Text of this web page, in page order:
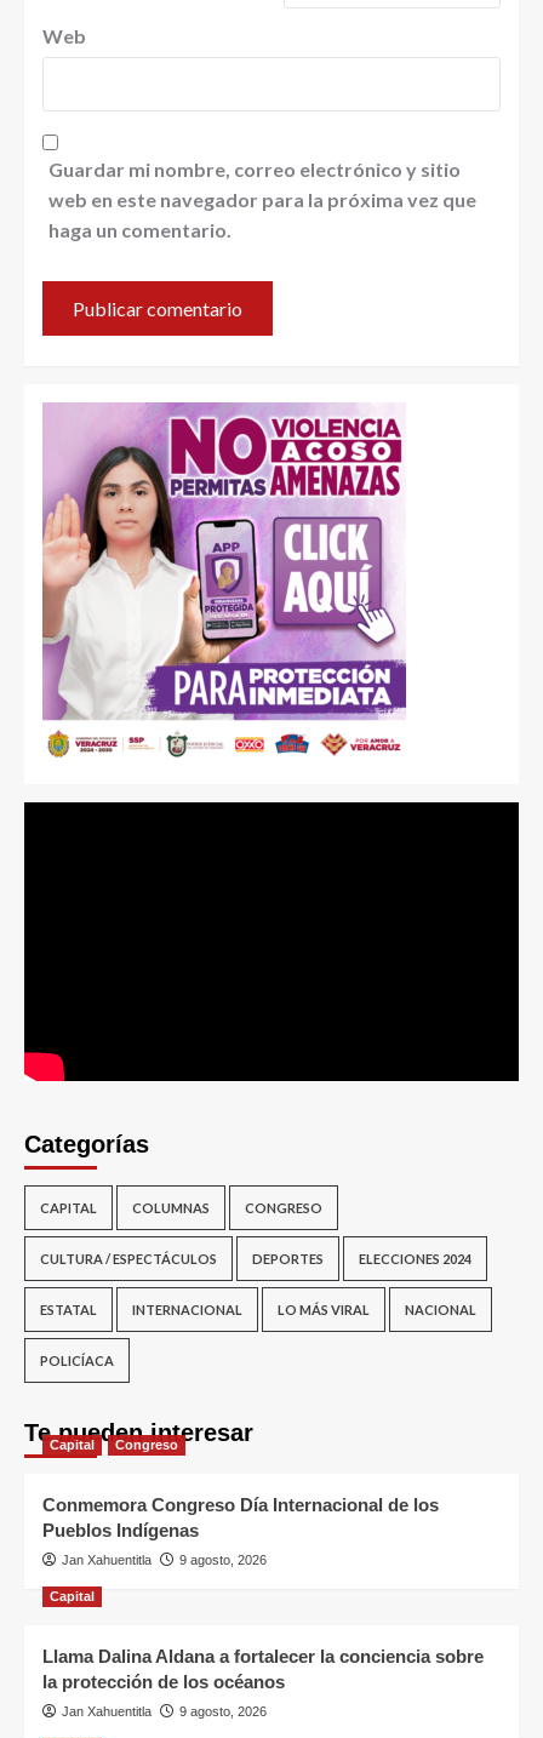
Web
Guardar mi nombre, correo electrónico y sitio
web en este navegador para la próxima vez que
haga un comentario.
Categorías
CAPITAL COLUMNAS CONGRESO
CULTURA / ESPECTÁCULOS DEPORTES ELECCIONES 2024
ESTATAL INTERNACIONAL LO MÁS VIRAL NACIONAL
POLICÍACA
Te pueden interesar
Capital Congreso
Conmemora Congreso Día Internacional de los
Pueblos Indígenas
Jan Xahuentitla 9 agosto, 2026
Capital
Llama Dalina Aldana a fortalecer la conciencia sobre
la protección de los océanos
Jan Xahuentitla 9 agosto, 2026